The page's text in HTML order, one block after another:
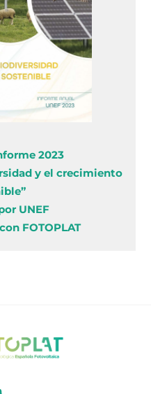
2023
y el crecimiento
UNEF
FOTOPLAT